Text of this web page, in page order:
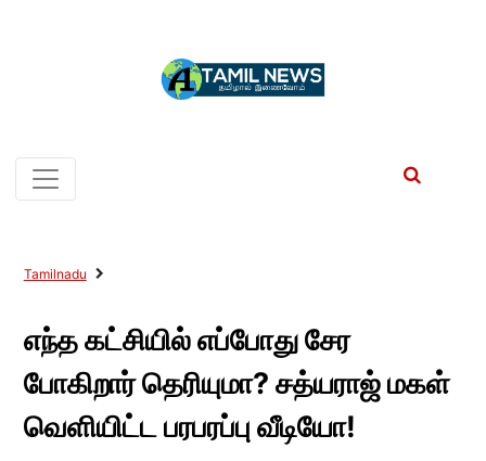
Tamilnadu
எந்த கட்சியில் எப்போது சேர
போகிறார் தெரியுமா? சத்யராஜ் மகள்
வெளியிட்ட பரபரப்பு வீடியோ!